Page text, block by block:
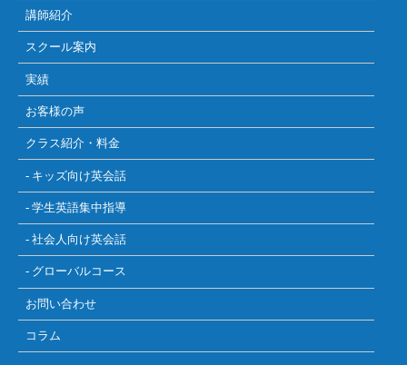
講師紹介
スクール案内
実績
お客様の声
クラス紹介・料金
- キッズ向け英会話
- 学生英語集中指導
- 社会人向け英会話
- グローバルコース
お問い合わせ
コラム